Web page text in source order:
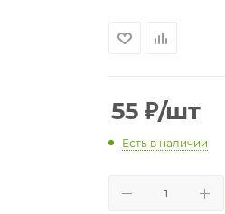
55 ₽/шт
Есть в наличии